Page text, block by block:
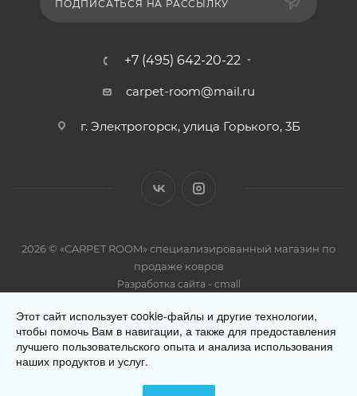
ПОДПИСАТЬСЯ НА РАССЫЛКУ
+7 (495) 642-20-22
carpet-room@mail.ru
г. Электрогорск, улица Горького, 3Б
2026 © «CARPET ROOM» специализированный магазин по
продаже ковров
Разработка сайта - cmall
Этот сайт использует cookie-файлы и другие технологии,
чтобы помочь Вам в навигации, а также для предоставления
лучшего пользовательского опыта и анализа использования
наших продуктов и услуг.